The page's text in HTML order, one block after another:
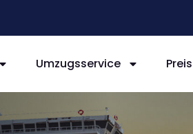
Umzugsservice